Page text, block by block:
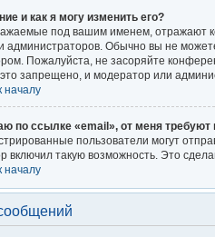
и как я могу изменить его?
под вашим именем, отражают
администраторов. Обычно вы не
Пожалуйста, не засоряйте
запрещено, и модератор или
началу
по ссылке «email», от меня
пользователи могут
включил такую возможность. Это
началу